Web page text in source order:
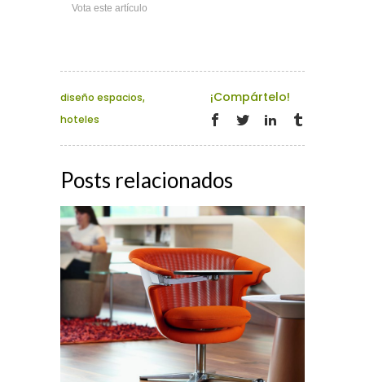
Vota este artículo
diseño espacios,
hoteles
¡Compártelo!
Posts relacionados